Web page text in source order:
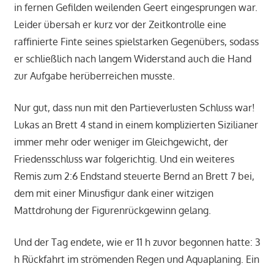
in fernen Gefilden weilenden Geert eingesprungen war.
Leider übersah er kurz vor der Zeitkontrolle eine
raffinierte Finte seines spielstarken Gegenübers, sodass
er schließlich nach langem Widerstand auch die Hand
zur Aufgabe herüberreichen musste.
Nur gut, dass nun mit den Partieverlusten Schluss war!
Lukas an Brett 4 stand in einem komplizierten Sizilianer
immer mehr oder weniger im Gleichgewicht, der
Friedensschluss war folgerichtig. Und ein weiteres
Remis zum 2:6 Endstand steuerte Bernd an Brett 7 bei,
dem mit einer Minusfigur dank einer witzigen
Mattdrohung der Figurenrückgewinn gelang.
Und der Tag endete, wie er 11 h zuvor begonnen hatte: 3
h Rückfahrt im strömenden Regen und Aquaplaning. Ein